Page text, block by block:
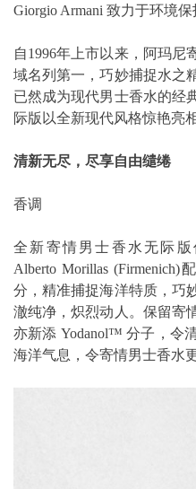
Giorgio Armani 致力于环境保
自1996年上市以来，阿玛尼
域名列第一，巧妙捕捉水之
已然成为现代男士香水的经
际版以全新现代风格惊艳亮
清新无尽，尽享自由缱绻
香调
全新寄情男士香水无际
Alberto Morillas
分，精准捕捉海洋特质，巧
澈纯净，炽烈动人。保留寄
亦新添 Yodanol™ 分子，令
海洋气息，令寄情男士香水